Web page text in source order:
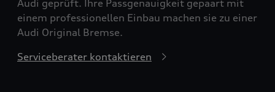
Audi geprüft. Ihre Passgenauigkeit gepaart mit
einem professionellen Einbau machen sie zu einer
Audi Original Bremse.
Serviceberater kontaktieren